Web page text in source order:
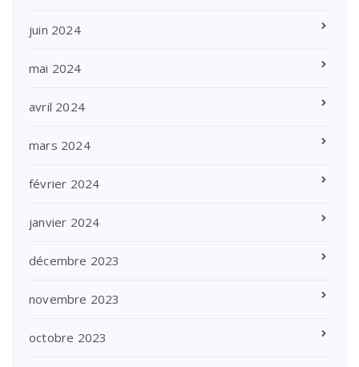
juin 2024
mai 2024
avril 2024
mars 2024
février 2024
janvier 2024
décembre 2023
novembre 2023
octobre 2023